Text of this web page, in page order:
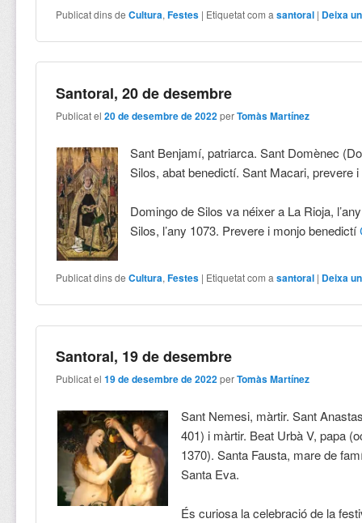
Publicat dins de Cultura,Festes | Etiquetat com a santoral | Deixa
Santoral, 20 de desembre
Publicat el20 de desembre de 2022 perTomàs Martínez
Sant Benjamí, patriarca. Sant Domènec
Silos, abat benedictí. Sant Macari, prevere
Domingo de Silos va néixer a La Rioja,
Silos, l’any 1073. Prevere i monjo benedictí
Publicat dins de Cultura,Festes | Etiquetat com a santoral | Deixa
Santoral, 19 de desembre
Publicat el19 de desembre de 2022 perTomàs Martínez
Sant Nemesi, màrtir. Sant
401) i màrtir. Beat Urbà V, papa
1370). Santa Fausta, mare de
Santa Eva.
És curiosa la celebració de la